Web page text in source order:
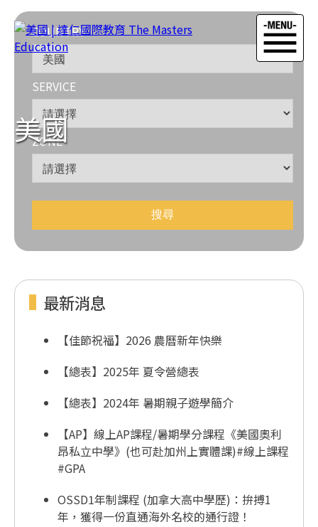
美國
COUNTRY
SERVICE
ZONE
最新消息
【佳節祝福】2026 農曆新年快樂
【總表】2025年 夏令營總表
【總表】2024年 暑期親子遊學簡介
【AP】線上AP課程/暑期學分課程《美國奧利
昂私立中學》(也可赴加州上實體課)#線上課程
#GPA
OSSD1年制課程 (加拿大高中學歷)：拚搏1
年，獲得一份直通海外名校的通行證！